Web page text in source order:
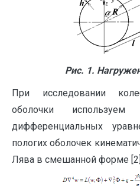
Рис. 1.
При исследовании
оболочки используем
дифференциальных
пологих оболочек
Лява в смешанной форме